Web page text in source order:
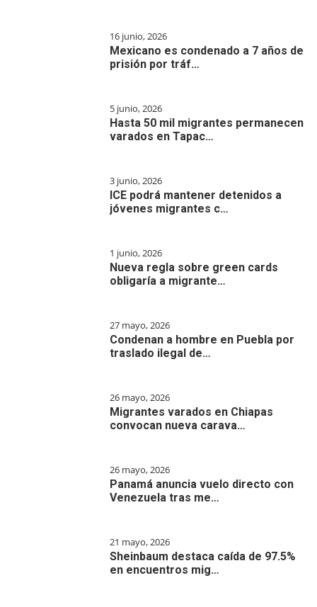
16 junio, 2026
Mexicano es condenado a 7 años de
prisión por tráf…
5 junio, 2026
Hasta 50 mil migrantes permanecen
varados en Tapac…
3 junio, 2026
ICE podrá mantener detenidos a
jóvenes migrantes c…
1 junio, 2026
Nueva regla sobre green cards
obligaría a migrante…
27 mayo, 2026
Condenan a hombre en Puebla por
traslado ilegal de…
26 mayo, 2026
Migrantes varados en Chiapas
convocan nueva carava…
26 mayo, 2026
Panamá anuncia vuelo directo con
Venezuela tras me…
21 mayo, 2026
Sheinbaum destaca caída de 97.5%
en encuentros mig…